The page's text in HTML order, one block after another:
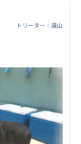
トリーター：遠山